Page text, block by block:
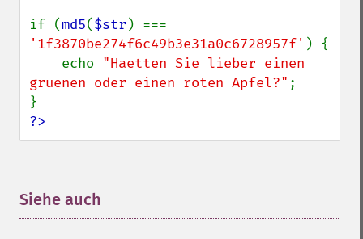
if (md5($str
'1f3870be274f6c49b3e31a0c6728957f' ) {
    echo
"Haetten Sie lieber einen
gruenen oder einen roten Apfel?" ;
?>
Siehe auch